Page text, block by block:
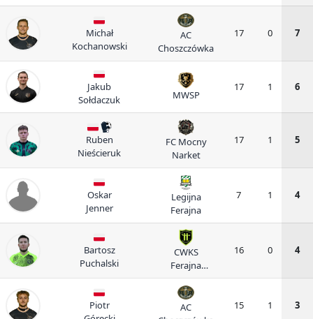
Michał
Kochanowski
AC
Choszczówka
17 0 7
Jakub
Sołdaczuk
MWSP
17 1 6
Ruben
Nieścieruk
FC Mocny
Narket
17 1 5
Oskar
Jenner
Legijna
Ferajna
7 1 4
Bartosz
Puchalski
CWKS
Ferajna
Warszawa
16 0 4
Piotr
AC
15 1 3